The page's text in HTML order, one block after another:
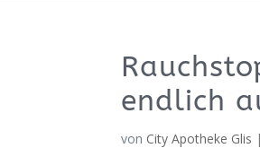
endlich
von City Apotheke Glis |